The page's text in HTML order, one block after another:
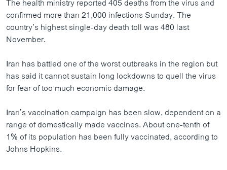
The health ministry reported 405 deaths from the virus and
confirmed more than 21,000 infections Sunday. The
country’s highest single-day death toll was 480 last
November.
Iran has battled one of the worst outbreaks in the region but
has said it cannot sustain long lockdowns to quell the virus
for fear of too much economic damage.
Iran’s vaccination campaign has been slow, dependent on a
range of domestically made vaccines. About one-tenth of
1% of its population has been fully vaccinated, according to
Johns Hopkins.